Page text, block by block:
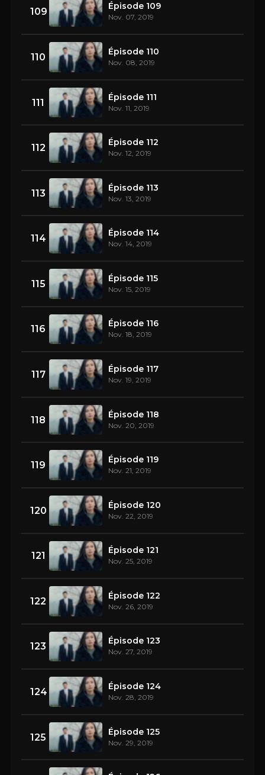
109 Épisode 109
Nov. 07, 2019
110 Épisode 110
Nov. 08, 2019
111 Épisode 111
Nov. 11, 2019
112 Épisode 112
Nov. 12, 2019
113 Épisode 113
Nov. 13, 2019
114 Épisode 114
Nov. 14, 2019
115 Épisode 115
Nov. 15, 2019
116 Épisode 116
Nov. 18, 2019
117 Épisode 117
Nov. 19, 2019
118 Épisode 118
Nov. 20, 2019
119 Épisode 119
Nov. 21, 2019
120 Épisode 120
Nov. 22, 2019
121 Épisode 121
Nov. 25, 2019
122 Épisode 122
Nov. 26, 2019
123 Épisode 123
Nov. 27, 2019
124 Épisode 124
Nov. 28, 2019
125 Épisode 125
Nov. 29, 2019